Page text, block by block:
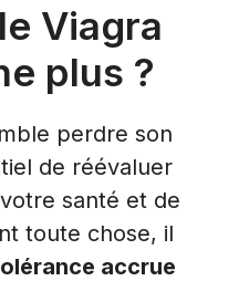
Viagra
plus ?
perdre son
de réévaluer
santé et de
toute chose, il
accrue